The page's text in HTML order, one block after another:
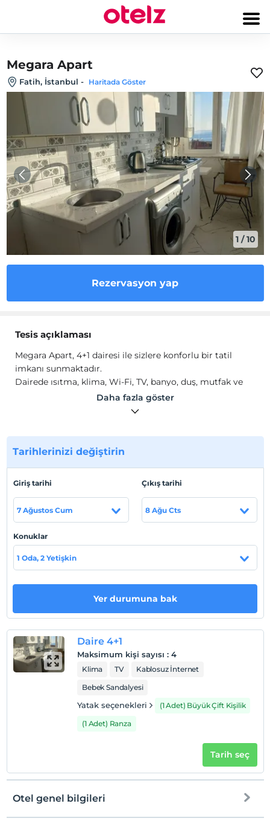
Megara Apart
Fatih, İstanbul - Haritada Göster
1 /10
Rezervasyon yap
Tesis açıklaması
Megara Apart, 4+1 dairesi ile sizlere konforlu bir tatil
imkanı sunmaktadır.
Dairede ısıtma, klima, Wi-Fi, TV, banyo, duş, mutfak ve
mutfak gereçleri gibi olanaklar mevcuttur.
İstanbul Fatih'te konumlanmaktadır. İstanbul
Havalimanı'na 1 saat sürüş mesafesindedir.
Otel koşulları
Check/in
En erken saat 13:00 ve sonrası
En geç saat 12:00 ve öncesi
Evcil hayvan barınabilir
Sigara
Sigara içilen alanlar var
2 yaşına kadar olan bebekler ücretsizdir.
Daha fazla göster
Tarihlerinizi değiştirin
Giriş tarihi
7 Ağustos Cum
Çıkış tarihi
8 Ağu Cts
Konuklar
1 Oda, 2 Yetişkin
Yer durumuna bak
Daire 4+1
Maksimum kişi sayısı : 4
Klima TV
Kablosuz İnternet
Bebek Sandalyesi
Yatak seçenekleri
(1 Adet) Büyük Çift Kişilik
(1 Adet) Ranza
Tarih seç
Otel genel bilgileri